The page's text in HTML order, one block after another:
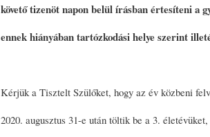
követő tizenöt napon belül írásban értesíteni a
ennek hiányában tartózkodási helye szerint
Kérjük a Tisztelt Szülőket, hogy az év közbeni
2020. augusztus 31-e után töltik be a 3.